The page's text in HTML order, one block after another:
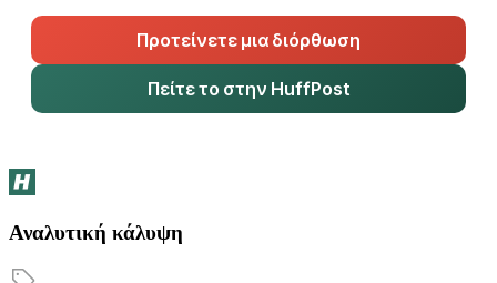
Προτείνετε μια διόρθωση
Πείτε το στην HuffPost
Αναλυτική κάλυψη